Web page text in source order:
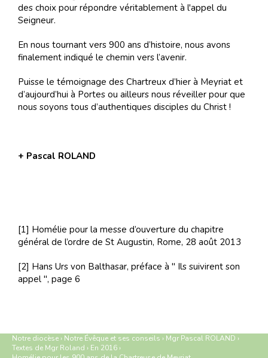
des choix pour répondre véritablement à l'appel du
Seigneur.
En nous tournant vers 900 ans d’histoire, nous avons
finalement indiqué le chemin vers l’avenir.
Puisse le témoignage des Chartreux d’hier à Meyriat et
d’aujourd’hui à Portes ou ailleurs nous réveiller pour que
nous soyons tous d’authentiques disciples du Christ !
+ Pascal ROLAND
[1] Homélie pour la messe d’ouverture du chapitre
général de l’ordre de St Augustin, Rome, 28 août 2013
[2] Hans Urs von Balthasar, préface à " Ils suivirent son
appel ", page 6
Notre diocèse › Notre Évêque et ses conseils › Mgr Pascal ROLAND ›
Textes de Mgr Roland › En 2016 ›